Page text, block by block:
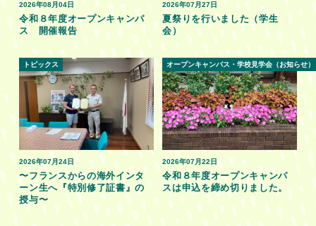
2026年08月04日
令和８年度オープンキャンパ
ス 開催報告
2026年07月27日
夏祭りを行いました（学生
会）
2026年07月24日
トピックス
〜フランスからの海外インタ
ーン生へ『特別修了証書』の
授与〜
2026年07月22日
オープンキャンパス・学校見学会（お知らせ）
令和８年度オープンキャンパ
スは申込を締め切りました。